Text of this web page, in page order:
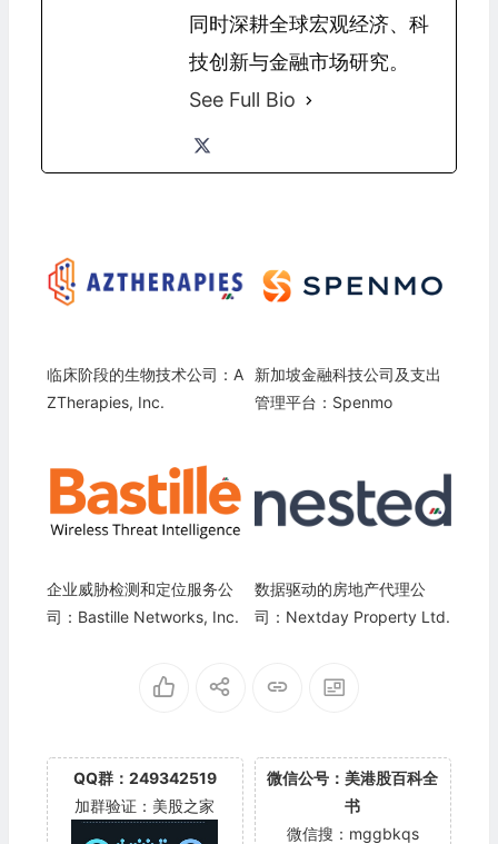
同时深耕全球宏观经济、科
技创新与金融市场研究。
See Full Bio
临床阶段的生物技术公司：A
ZTherapies, Inc.
新加坡金融科技公司及支出
管理平台：Spenmo
企业威胁检测和定位服务公
司：Bastille Networks, Inc.
数据驱动的房地产代理公
司：Nextday Property Ltd.
QQ群：249342519
加群验证：美股之家
微信公号：美港股百科全
书
微信搜：mggbkqs